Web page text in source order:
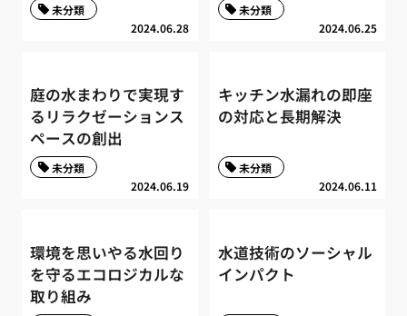
2024.06.28
未分類
2024.06.25
未分類
庭の水まわりで実現す
るリラクゼーションス
ペースの創出
2024.06.19
未分類
キッチン水漏れの即座
の対応と長期解決
2024.06.11
未分類
環境を思いやる水回り
を守るエコロジカルな
取り組み
水道技術のソーシャル
インパクト